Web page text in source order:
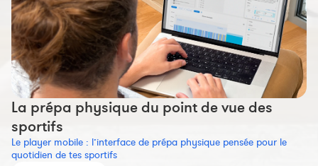
La prépa physique du point de vue des
sportifs
Le player mobile : l’interface de prépa physique pensée pour le
quotidien de tes sportifs